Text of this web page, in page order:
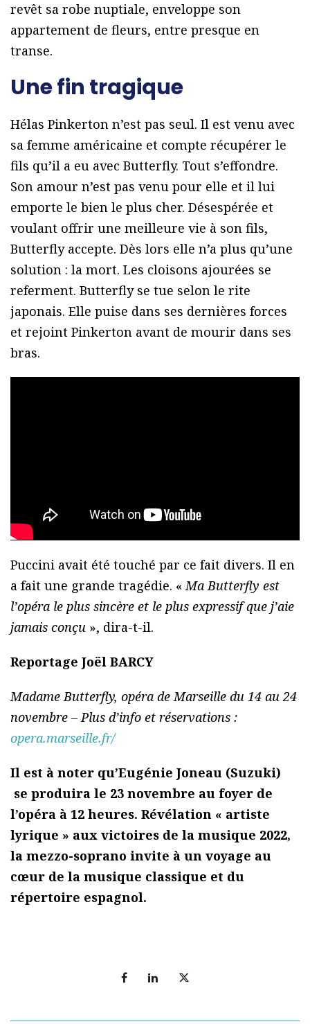
revêt sa robe nuptiale, enveloppe son
appartement de fleurs, entre presque en
transe.
Une fin tragique
Hélas Pinkerton n’est pas seul. Il est venu avec
sa femme américaine et compte récupérer le
fils qu’il a eu avec Butterfly. Tout s’effondre.
Son amour n’est pas venu pour elle et il lui
emporte le bien le plus cher. Désespérée et
voulant offrir une meilleure vie à son fils,
Butterfly accepte. Dès lors elle n’a plus qu’une
solution : la mort. Les cloisons ajourées se
referment. Butterfly se tue selon le rite
japonais. Elle puise dans ses dernières forces
et rejoint Pinkerton avant de mourir dans ses
bras.
Puccini avait été touché par ce fait divers. Il en
a fait une grande tragédie. « Ma Butterfly est
l’opéra le plus sincère et le plus expressif que j’aie
jamais conçu », dira-t-il.
Reportage Joël BARCY
Madame Butterfly, opéra de Marseille du 14 au 24
novembre – Plus d’info et réservations :
opera.marseille.fr/
Il est à noter qu’Eugénie Joneau (Suzuki)
se produira le 23 novembre au foyer de
l’opéra à 12 heures. Révélation « artiste
lyrique » aux victoires de la musique 2022,
la mezzo-soprano invite à un voyage au
cœur de la musique classique et du
répertoire espagnol.